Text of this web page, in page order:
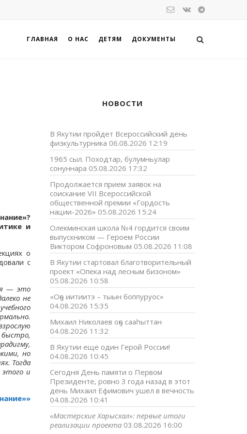
ГЛАВНАЯ О НАС ДЕТЯМ ДОКУМЕНТЫ
и
о
с
— это
не
но
Тогда
и
НОВОСТИ
В Якутии пройдет Всероссийский день
физкультурника 06.08.2026 12:19
1965 сыл. Походтар, булумньулар
сонуннара 05.08.2026 17:32
Продолжается прием заявок на
соискание VII Всероссийской
общественной премии «Гордость
нации-2026» 05.08.2026 15:24
Олекминская школа №4 гордится своим
выпускником — Героем России
Виктором Софроновым 05.08.2026 11:08
В Якутии стартовал благотворительный
проект «Опека над лесным бизоном»
05.08.2026 10:58
«Оҕо иитиитэ – тыын боппуруос»
04.08.2026 15:35
Михаил Николаев оҕо сааһыттан
04.08.2026 11:32
В Якутии еще один Герой России!
04.08.2026 10:45
Сегодня День памяти о Первом
Президенте, ровно 3 года назад в этот
день Михаил Ефимович ушел в вечность
04.08.2026 10:41
«Мастерские Харысхал»: первые итоги
реализации проекта 03.08.2026 16:00